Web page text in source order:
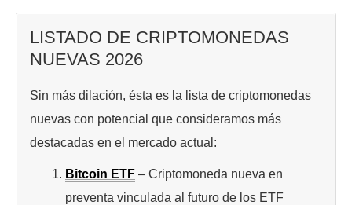
LISTADO DE CRIPTOMONEDAS
NUEVAS 2026
Sin más dilación, ésta es la lista de criptomonedas
nuevas con potencial que consideramos más
destacadas en el mercado actual:
Bitcoin ETF – Criptomoneda nueva en
preventa vinculada al futuro de los ETF